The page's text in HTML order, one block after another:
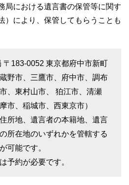
局における遺言書の保管等に関す
）により、保管してもらうことも
〒183-0052 東京都府中市新町
野市、三鷹市、府中市、調布
、東村山市、 狛江市、清瀬
市、稲城市、西東京市）
所地、遺言者の本籍地、遺言
所在地のいずれかを管轄する
可能です。
予約が必要です。